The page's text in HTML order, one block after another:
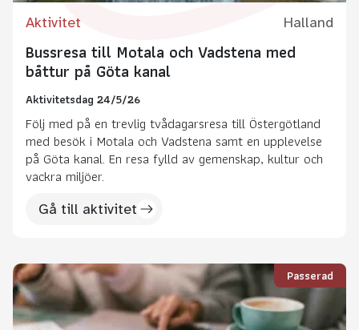
Aktivitet Halland
Bussresa till Motala och Vadstena med
båttur på Göta kanal
Aktivitetsdag 24/5/26
Följ med på en trevlig tvådagarsresa till Östergötland
med besök i Motala och Vadstena samt en upplevelse
på Göta kanal. En resa fylld av gemenskap, kultur och
vackra miljöer.
Gå till aktivitet
Passerad